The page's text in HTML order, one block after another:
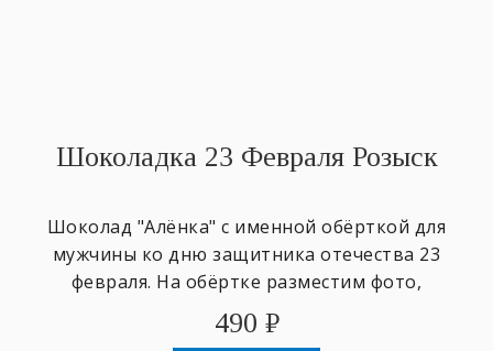
Шоколадка 23 Февраля Розыск
Шоколад "Алёнка" с именной обёрткой для
мужчины ко дню защитника отечества 23
февраля. На обёртке разместим фото,
напишем любое имя и поздравительный
текст.
490 ₽